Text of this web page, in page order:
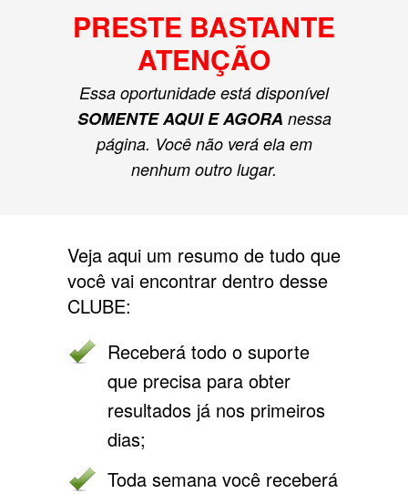
PRESTE BASTANTE
ATENÇÃO
Essa oportunidade está disponível
SOMENTE AQUI E AGORA nessa
página. Você não verá ela em
nenhum outro lugar.
Veja aqui um resumo de tudo que
você vai encontrar dentro desse
CLUBE:
Receberá todo o suporte
que precisa para obter
resultados já nos primeiros
dias;
Toda semana você receberá